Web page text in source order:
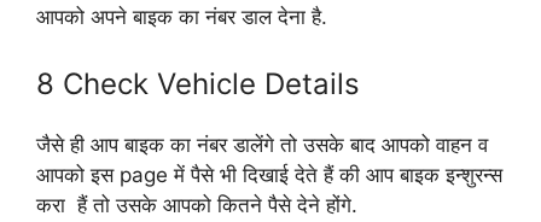
आपको अपने बाइक का नंबर डाल देना है.
8 Check Vehicle Details
जैसे ही आप बाइक का नंबर डालेंगे तो उसके बाद आपको वाहन व
आपको इस page में पैसे भी दिखाई देते हैं की आप बाइक इन्शुरन्स
करा हैं तो उसके आपको कितने पैसे देने होंगे.